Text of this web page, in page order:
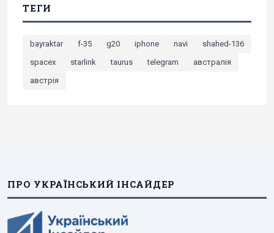
ТЕГИ
bayraktar f-35 g20 iphone navi
shahed-136
spacex
starlink taurus telegram
австралія
австрія
ПРО УКРАЇНСЬКИЙ ІНСАЙДЕР